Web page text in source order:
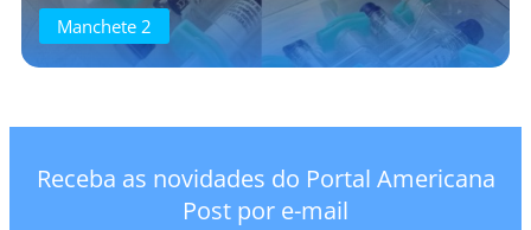
Manchete 2
Receba as novidades do Portal Americana
Post por e-mail